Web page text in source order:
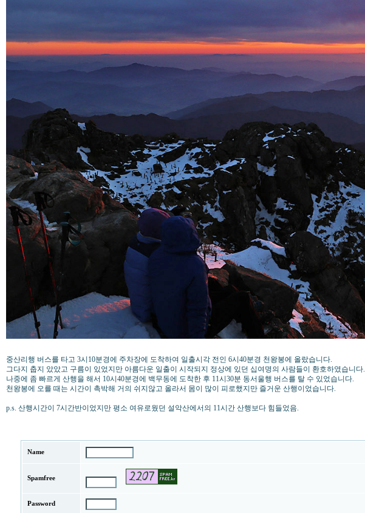
중산리행 버스를 타고 3시10분경에 주차장에 도착하여 일출시각 전인 6시40분경 천왕봉에 올랐습니다.
그다지 춥지 았았고 구름이 있었지만 아름다운 일출이 시작되지 정상에 있던 십여명의 사람들이 환호하였습니다.
나중에 좀 빠르게 산행을 해서 10시40분경에 백무동에 도착한 후 11시30분 동서울행 버스를 탈 수 있었습니다.
천왕봉에 오를 때는 시간이 촉박해 거의 쉬지않고 올라서 몸이 많이 피로했지만 즐거운 산행이었습니다.
p.s. 산행시간이 7시간반이었지만 평소 여유로웠던 설악산에서의 11시간 산행보다 힘들었음.
Name
Spamfree
Password